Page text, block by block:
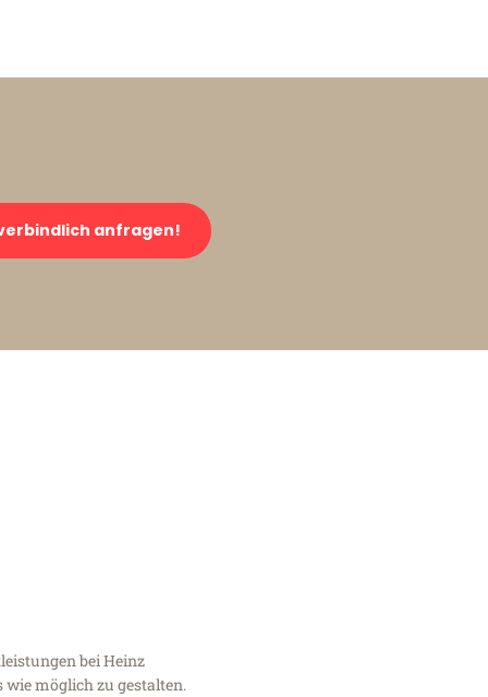
anfragen!
bei Heinz
wie möglich zu gestalten.